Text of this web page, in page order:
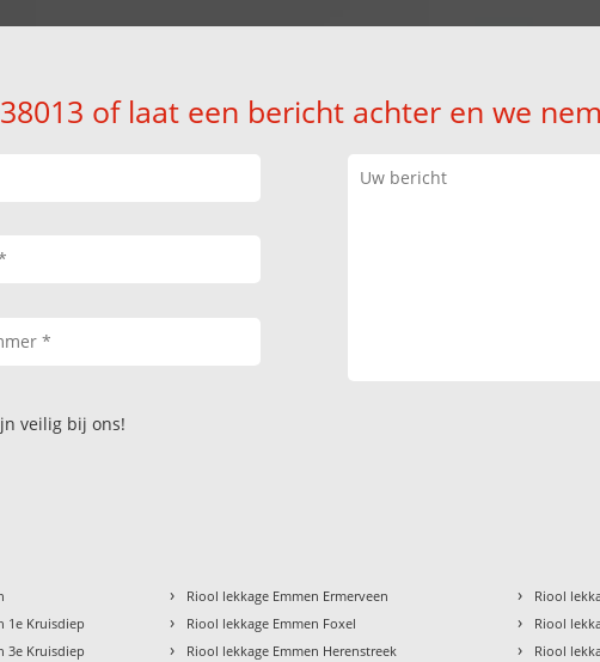
of laat een bericht achter en we
veilig bij ons!
1e Kruisdiep
3e Kruisdiep
› Riool lekkage Emmen Ermerveen
› Riool lekkage Emmen Foxel
› Riool lekkage Emmen Herenstreek
› Riool
› Riool
› Riool